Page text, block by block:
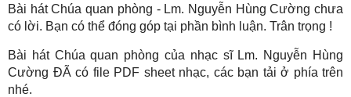
Bài hát Chúa quan phòng - Lm. Nguyễn Hùng Cường chưa
có lời. Bạn có thể đóng góp tại phần bình luận. Trân trọng !
Bài hát Chúa quan phòng của nhạc sĩ Lm. Nguyễn Hùng
Cường ĐÃ có file PDF sheet nhạc, các bạn tải ở phía trên
nhé.